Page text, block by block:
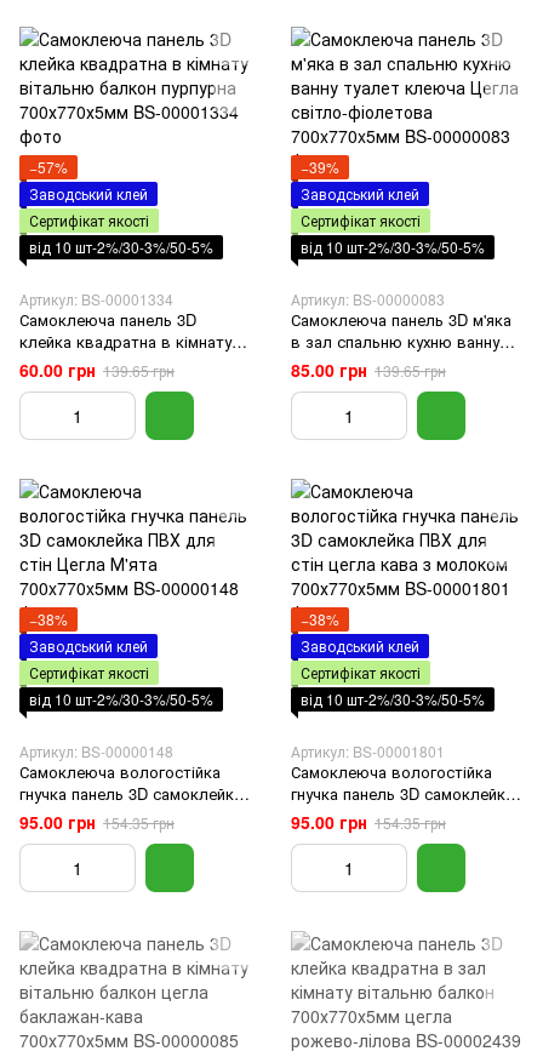
−57%
Заводський клей
Сертифікат якості
від 10 шт-2%/30-3%/50-5%
Артикул: BS-00001334
Самоклеюча панель 3D
клейка квадратна в кімнату
вітальню балкон пурпурна
700х770х5мм
60.00 грн 139.65 грн
−39%
Заводський клей
Сертифікат якості
від 10 шт-2%/30-3%/50-5%
Артикул: BS-00000083
Самоклеюча панель 3D м'яка
в зал спальню кухню ванну
туалет клеюча Цегла світло-
фіолетова 700x770x5мм
85.00 грн 139.65 грн
−38%
Заводський клей
Сертифікат якості
від 10 шт-2%/30-3%/50-5%
Артикул: BS-00000148
Самоклеюча вологостійка
гнучка панель 3D самоклейка
ПВХ для стін Цегла М'ята
700x770x5мм
95.00 грн 154.35 грн
−38%
Заводський клей
Сертифікат якості
від 10 шт-2%/30-3%/50-5%
Артикул: BS-00001801
Самоклеюча вологостійка
гнучка панель 3D самоклейка
ПВХ для стін цегла кава з
молоком 700х770х5мм
95.00 грн 154.35 грн